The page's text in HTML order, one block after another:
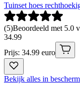
Tuinset hoes
(5)Beoordeeld met 5.0
34.99
Prijs: 34.99 euro
Bekijk alles in